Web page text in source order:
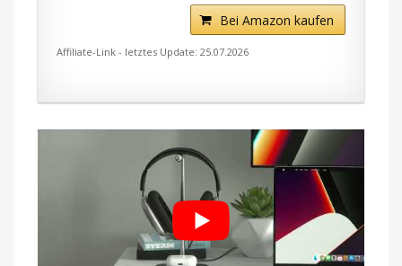
Bei Amazon kaufen
Affiliate-Link - letztes Update: 25.07.2026